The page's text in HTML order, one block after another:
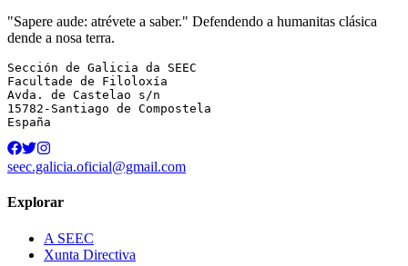
"Sapere aude: atrévete a saber." Defendendo a humanitas clásica
dende a nosa terra.
Sección de Galicia da SEEC
Facultade de Filoloxía
Avda. de Castelao s/n
15782-Santiago de Compostela
España
seec.galicia.oficial@gmail.com
Explorar
A SEEC
Xunta Directiva